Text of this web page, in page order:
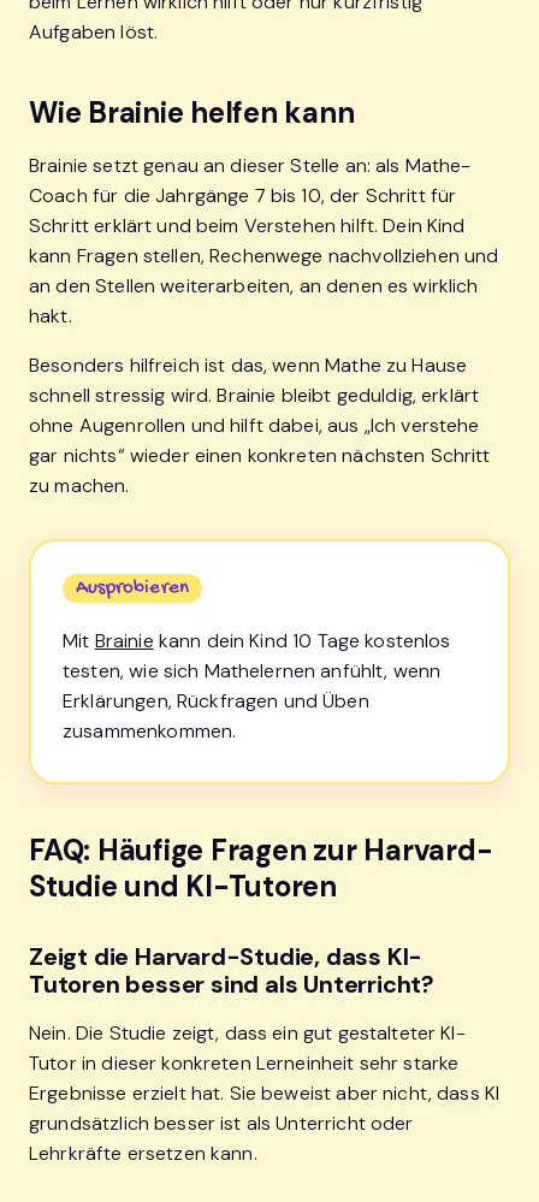
Aufgaben löst.
Wie Brainie helfen kann
Brainie setzt genau an dieser Stelle an: als Mathe-
Coach für die Jahrgänge 7 bis 10, der Schritt für
Schritt erklärt und beim Verstehen hilft. Dein Kind
kann Fragen stellen, Rechenwege nachvollziehen und
an den Stellen weiterarbeiten, an denen es wirklich
hakt.
Besonders hilfreich ist das, wenn Mathe zu Hause
schnell stressig wird. Brainie bleibt geduldig, erklärt
ohne Augenrollen und hilft dabei, aus „Ich verstehe
gar nichts“ wieder einen konkreten nächsten Schritt
zu machen.
Ausprobieren
Mit Brainie kann dein Kind 10 Tage kostenlos
testen, wie sich Mathelernen anfühlt, wenn
Erklärungen, Rückfragen und Üben
zusammenkommen.
FAQ: Häufige Fragen zur Harvard-
Studie und KI-Tutoren
Zeigt die Harvard-Studie, dass KI-
Tutoren besser sind als Unterricht?
Nein. Die Studie zeigt, dass ein gut gestalteter KI-
Tutor in dieser konkreten Lerneinheit sehr starke
Ergebnisse erzielt hat. Sie beweist aber nicht, dass KI
grundsätzlich besser ist als Unterricht oder
Lehrkräfte ersetzen kann.